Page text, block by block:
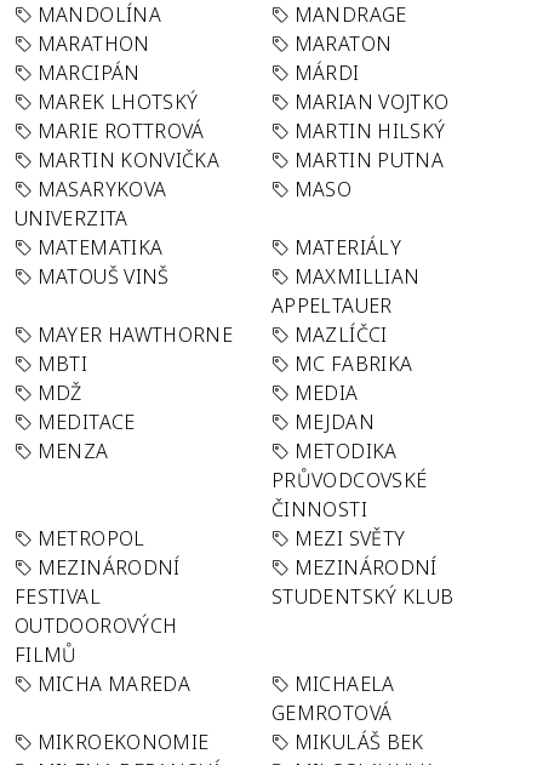
MANDOLÍNA
MANDRAGE
MARATHON
MARATON
MARCIPÁN
MÁRDI
MAREK LHOTSKÝ
MARIAN VOJTKO
MARIE ROTTROVÁ
MARTIN HILSKÝ
MARTIN KONVIČKA
MARTIN PUTNA
MASARYKOVA
UNIVERZITA
MASO
MATEMATIKA
MATERIÁLY
MATOUŠ VINŠ
MAXMILLIAN
APPELTAUER
MAYER HAWTHORNE
MAZLÍČCI
MBTI
MC FABRIKA
MDŽ
MEDIA
MEDITACE
MEJDAN
MENZA
METODIKA
PRŮVODCOVSKÉ
ČINNOSTI
METROPOL
MEZI SVĚTY
MEZINÁRODNÍ
FESTIVAL
OUTDOOROVÝCH
FILMŮ
MEZINÁRODNÍ
STUDENTSKÝ KLUB
MICHA MAREDA
MICHAELA
GEMROTOVÁ
MIKROEKONOMIE
MIKULÁŠ BEK